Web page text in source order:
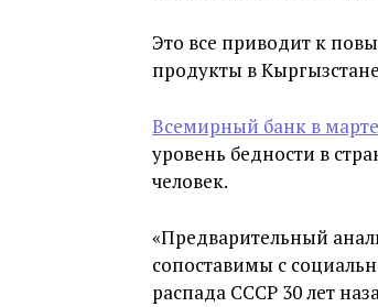
Это все приводит к
продукты в
Всемирный банк в марте
уровень бедности в
человек.
«Предварительный
сопоставимы с
распада СССР 30 лет